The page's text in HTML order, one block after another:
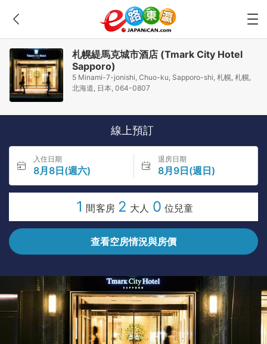
札幌緹馬克城市酒店 (Tmark City Hotel
Sapporo)
5 Minami-7-jonishi, Chuo-ku, Sapporo-shi, 札幌, 札幌,
北海道, 日本, 064-0807
線上預訂
入住日期
8月8日(週六)
退房日期
8月9日(週日)
1 間客房 2 大人 0 位兒童
查看空房情況與房價